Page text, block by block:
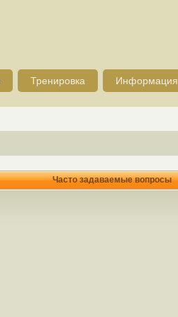
Тренировка Информация
Часто задаваемые вопросы